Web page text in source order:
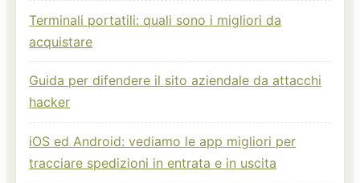
Terminali portatili: quali sono i migliori da
acquistare
Guida per difendere il sito aziendale da attacchi
hacker
iOS ed Android: vediamo le app migliori per
tracciare spedizioni in entrata e in uscita